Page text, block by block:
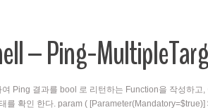
– Ping-
여 Ping 결과를 bool 로 리턴하는 Function을 작성하고
를 확인 한다. param (